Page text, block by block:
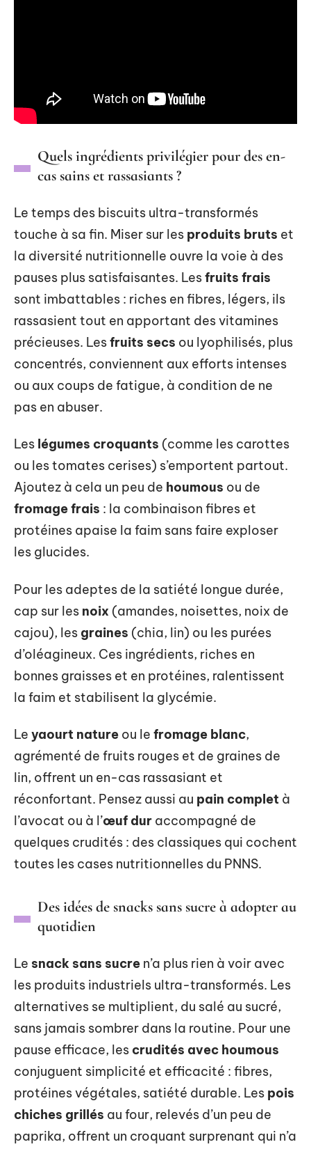
Quels ingrédients privilégier pour des en-
cas sains et rassasiants ?
Le temps des biscuits ultra-transformés
touche à sa fin. Miser sur les produits bruts et
la diversité nutritionnelle ouvre la voie à des
pauses plus satisfaisantes. Lesfruits frais
sont imbattables : riches en fibres, légers, ils
rassasient tout en apportant des vitamines
précieuses. Lesfruits secs ou lyophilisés, plus
concentrés, conviennent aux efforts intenses
ou aux coups de fatigue, à condition de ne
pas en abuser.
Les légumes croquants (comme les carottes
ou les tomates cerises) s’emportent partout.
Ajoutez à cela un peu de houmous ou de
fromage frais : la combinaison fibres et
protéines apaise la faim sans faire exploser
les glucides.
Pour les adeptes de la satiété longue durée,
cap sur les noix (amandes, noisettes, noix de
cajou), les graines (chia, lin) ou les purées
d’oléagineux. Ces ingrédients, riches en
bonnes graisses et en protéines, ralentissent
la faim et stabilisent la glycémie.
Le yaourt nature ou le fromage blanc,
agrémenté de fruits rouges et de graines de
lin, offrent un en-cas rassasiant et
réconfortant. Pensez aussi au pain complet à
l’avocat ou à l’œuf dur accompagné de
quelques crudités : des classiques qui cochent
toutes les cases nutritionnelles du PNNS.
Des idées de snacks sans sucre à adopter au
quotidien
Le snack sans sucre n’a plus rien à voir avec
les produits industriels ultra-transformés. Les
alternatives se multiplient, du salé au sucré,
sans jamais sombrer dans la routine. Pour une
pause efficace, les crudités avec houmous
conjuguent simplicité et efficacité : fibres,
protéines végétales, satiété durable. Les pois
chiches grillés au four, relevés d’un peu de
paprika, offrent un croquant surprenant qui n’a